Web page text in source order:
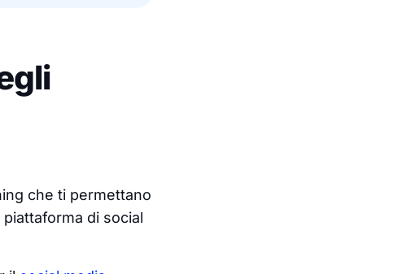
che ti permettano
di social